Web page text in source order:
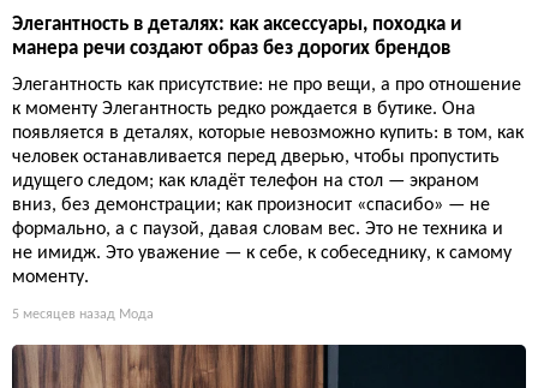
Элегантность в деталях: как аксессуары, походка и
манера речи создают образ без дорогих брендов
Элегантность как присутствие: не про вещи, а про отношение
к моменту Элегантность редко рождается в бутике. Она
появляется в деталях, которые невозможно купить: в том, как
человек останавливается перед дверью, чтобы пропустить
идущего следом; как кладёт телефон на стол — экраном
вниз, без демонстрации; как произносит «спасибо» — не
формально, а с паузой, давая словам вес. Это не техника и
не имидж. Это уважение — к себе, к собеседнику, к самому
моменту.
5 месяцев назад Мода